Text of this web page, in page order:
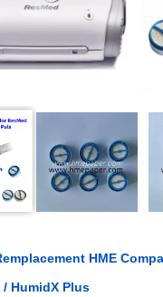
HME
/ HumidX Plus